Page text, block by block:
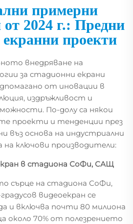
примерни
2024 г.: Предни
проекти
внедряване на
за стадионни екрани
от иновации в
издръжливост и
По-долу са някои
проекти и тенденции през
въз основа на индустриални
на ключови производители:
в стадиона СоФи, САЩ
сърце на стадиона СоФи,
видеоекран се
и включва почти 80 милиона
около 70% от полезрението